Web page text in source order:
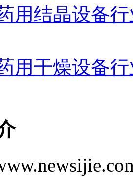
用结晶设备
用干燥设备